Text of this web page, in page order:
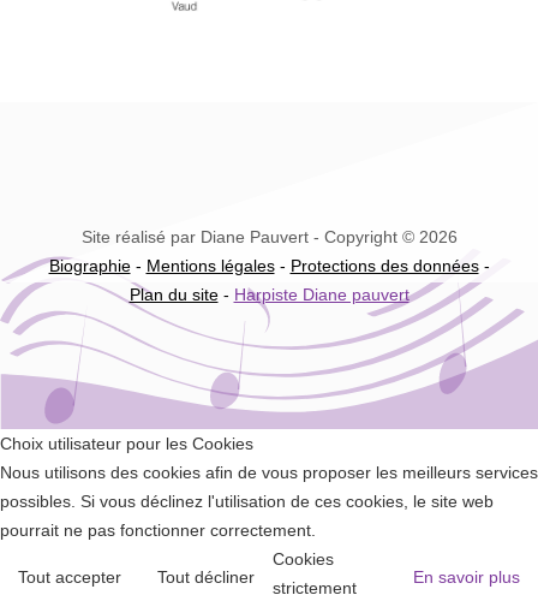
Site réalisé par Diane Pauvert - Copyright © 2026
Biographie- Mentions légales- Protections des données-
Plan du site- Harpiste Diane pauvert
Choix utilisateur pour les Cookies
Nous utilisons des cookies afin de vous proposer les meilleurs services
possibles. Si vous déclinez l'utilisation de ces cookies, le site web
pourrait ne pas fonctionner correctement.
Tout accepter Tout décliner En savoir plus
Cookies
strictement